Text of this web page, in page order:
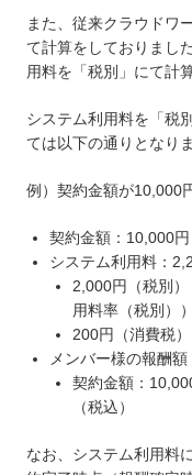
また、従来クラウドワ
て計算をしておりまし
用料を「税別」にて計
システム利用料を「税
ては以下の通りとなりま
例）契約金額が10,000
契約金額：10,000円
システム利用料：
2,000円（税別
用料率（税別））
200円（消費税
メンバー様の報酬額
契約金額：
（税込）
なお、システム利用料